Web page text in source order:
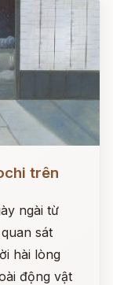
trên
ngài từ
sát
hài lòng
động vật